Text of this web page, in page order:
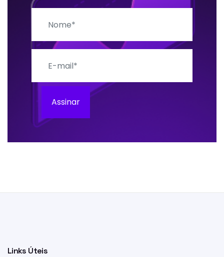
Assinar
Links Úteis